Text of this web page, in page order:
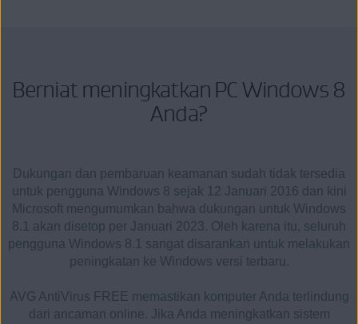
Berniat meningkatkan PC Windows 8
Anda?
Dukungan dan pembaruan keamanan sudah tidak tersedia
untuk pengguna Windows 8 sejak 12 Januari 2016 dan kini
Microsoft mengumumkan bahwa dukungan untuk Windows
8.1 akan disetop per Januari 2023. Oleh karena itu, seluruh
pengguna Windows 8.1 sangat disarankan untuk melakukan
peningkatan ke Windows versi terbaru.
AVG AntiVirus FREE memastikan komputer Anda terlindung
dari ancaman online. Jika Anda meningkatkan sistem